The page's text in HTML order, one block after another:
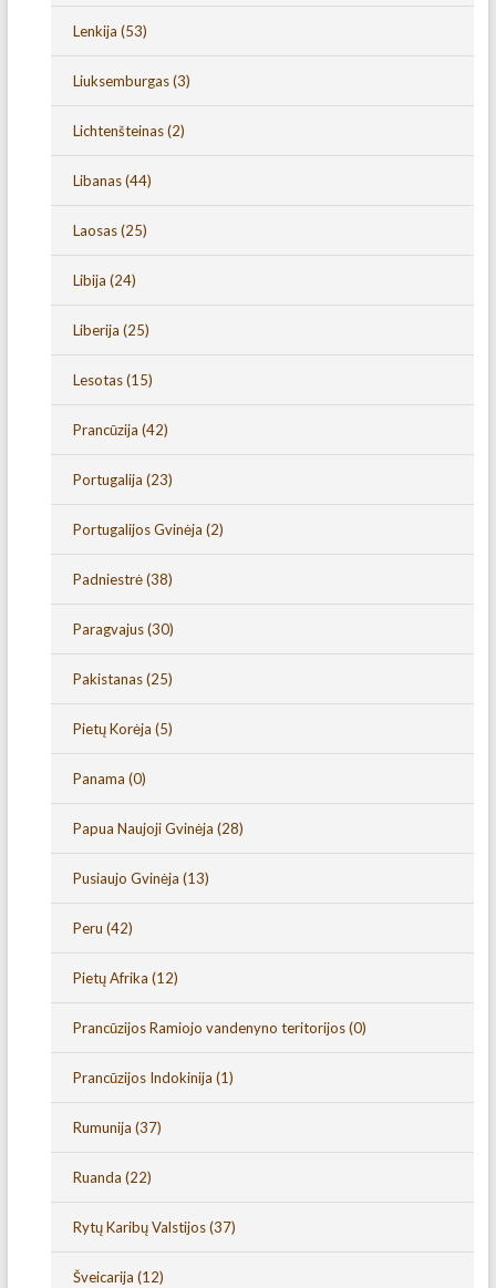
Lenkija (53)
Liuksemburgas(3)
Lichtenšteinas(2)
Libanas(44)
Laosas(25)
Libija (24)
Liberija (25)
Lesotas(15)
Prancūzija (42)
Portugalija (23)
Portugalijos Gvinėja (2)
Padniestrė(38)
Paragvajus(30)
Pakistanas(25)
Pietų Korėja (5)
Panama (0)
Papua Naujoji Gvinėja (28)
Pusiaujo Gvinėja (13)
Peru (42)
Pietų Afrika (12)
Prancūzijos Ramiojo vandenyno teritorijos(0)
Prancūzijos Indokinija (1)
Rumunija (37)
Ruanda (22)
Rytų Karibų Valstijos(37)
Šveicarija (12)